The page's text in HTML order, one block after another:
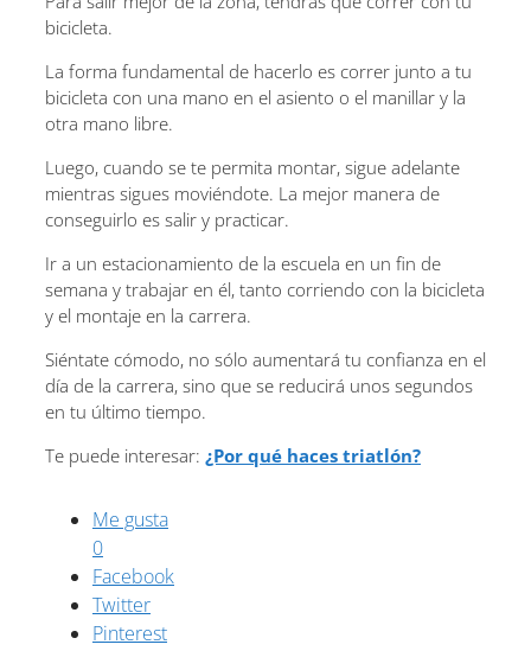
bicicleta.
La forma fundamental de hacerlo es correr junto a tu
bicicleta con una mano en el asiento o el manillar y la
otra mano libre.
Luego, cuando se te permita montar, sigue adelante
mientras sigues moviéndote. La mejor manera de
conseguirlo es salir y practicar.
Ir a un estacionamiento de la escuela en un fin de
semana y trabajar en él, tanto corriendo con la bicicleta
y el montaje en la carrera.
Siéntate cómodo, no sólo aumentará tu confianza en el
día de la carrera, sino que se reducirá unos segundos
en tu último tiempo.
Te puede interesar: ¿Por qué haces triatlón?
Me gusta
0
Facebook
Twitter
Pinterest